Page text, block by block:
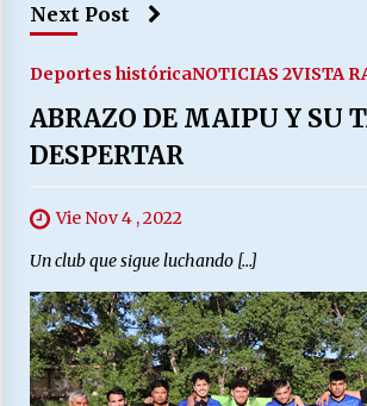
Next Post
Deportes históricaNOTICIAS 2VISTA
ABRAZO DE MAIPU Y SU
DESPERTAR
Vie Nov 4 , 2022
Un club que sigue luchando […]